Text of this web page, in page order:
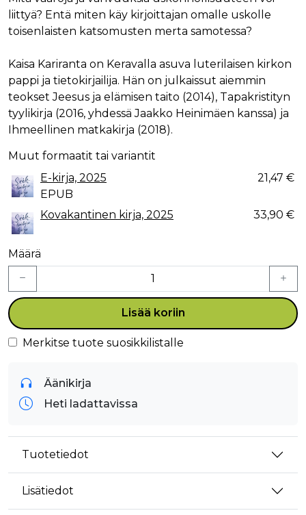
liittyä? Entä miten käy kirjoittajan omalle uskolle
toisenlaisten katsomusten merta samotessa?
Kaisa Kariranta on Keravalla asuva luterilaisen kirkon
pappi ja tietokirjailija. Hän on julkaissut aiemmin
teokset Jeesus ja elämisen taito (2014), Tapakristityn
tyylikirja (2016, yhdessä Jaakko Heinimäen kanssa) ja
Ihmeellinen matkakirja (2018).
Muut formaatit tai variantit
E-kirja, 2025
EPUB
21,47 €
Kovakantinen kirja, 2025 33,90 €
Määrä
Lisää koriin
Merkitse tuote suosikkilistalle
Äänikirja
Heti ladattavissa
Tuotetiedot
Lisätiedot